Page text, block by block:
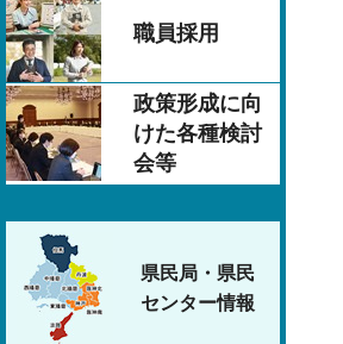
職員採用
政策形成に向
けた各種検討
会等
県民局・県民
センター情報